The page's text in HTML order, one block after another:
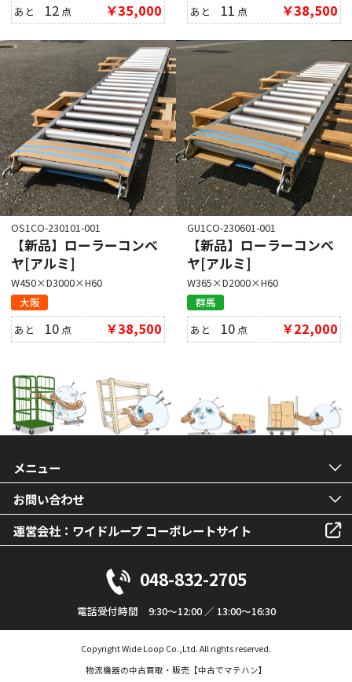
あと 12 点 ￥35,000
あと 11 点 ￥38,500
OS1CO-230101-001
【新品】ローラーコンベ
ヤ[アルミ]
W450×D3000×H60
大阪
あと 10 点 ￥38,500
GU1CO-230601-001
【新品】ローラーコンベ
ヤ[アルミ]
W365×D2000×H60
群馬
あと 10 点 ￥22,000
メニュー
お問い合わせ
運営会社：ワイドループ コーポレートサイト
048-832-2705
電話受付時間 9:30～12:00 ／ 13:00～16:30
Copyright Wide Loop Co.,Ltd. All rights reserved.
物流機器の中古買取・販売【中古でマテハン】